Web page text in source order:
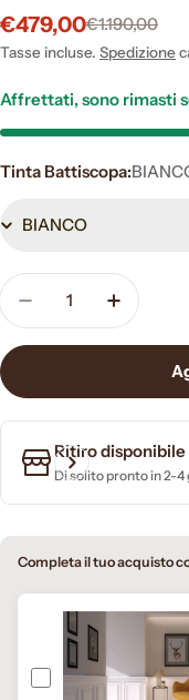
Prezzo
di
€479,00
Prezzo
normale
€1.190,00
Tasse incluse. Spedizione
Affrettati, sono rimasti
Tinta Battiscopa:
Quantità
Diminuisci la
Ritiro disponibile
Di solito pronto in 2-4
Completa il tuo acquisto